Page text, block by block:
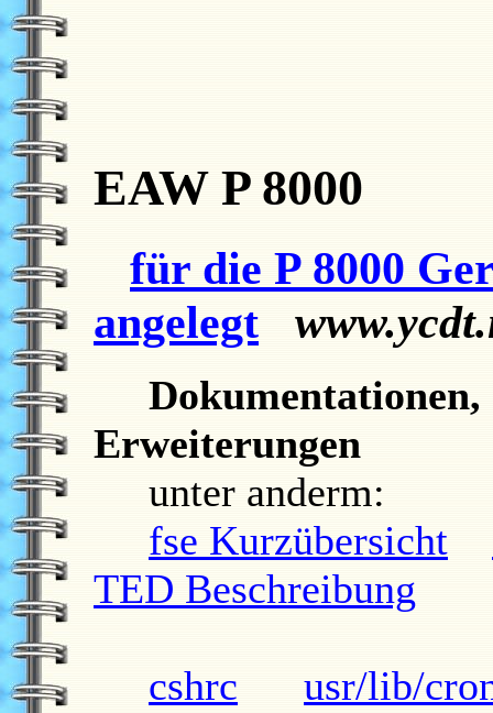
EAW P 8000
für die P 8000
angelegt
Erweiterungen
unter anderm:
fse Kurzübersicht
TED Beschreibung
cshrc usr/lib/